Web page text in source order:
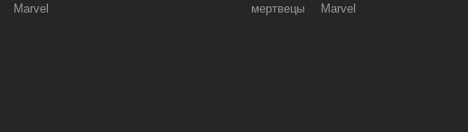
Marvel
мертвецы
Marvel